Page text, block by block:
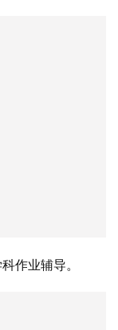
作业辅导。